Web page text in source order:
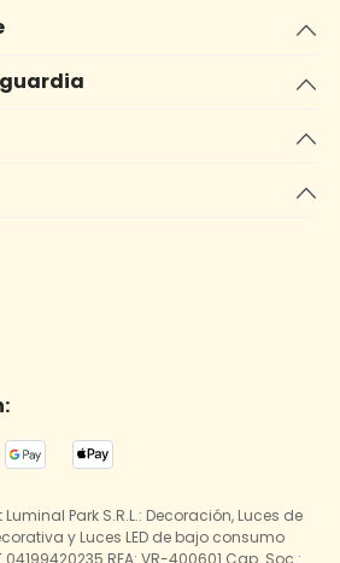
Park S.R.L.: Decoración, Luces de
y Luces LED de bajo consumo